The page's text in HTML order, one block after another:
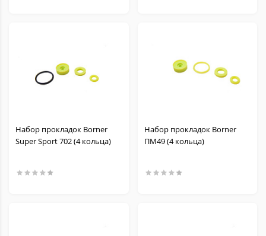
Набор прокладок Borner
Super Sport 702 (4 кольца)
Набор прокладок Borner
ПМ49 (4 кольца)